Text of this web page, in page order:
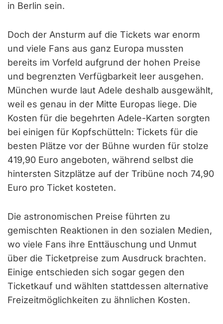
in Berlin sein.
Doch der Ansturm auf die Tickets war enorm
und viele Fans aus ganz Europa mussten
bereits im Vorfeld aufgrund der hohen Preise
und begrenzten Verfügbarkeit leer ausgehen.
München wurde laut Adele deshalb ausgewählt,
weil es genau in der Mitte Europas liege. Die
Kosten für die begehrten Adele-Karten sorgten
bei einigen für Kopfschütteln: Tickets für die
besten Plätze vor der Bühne wurden für stolze
419,90 Euro angeboten, während selbst die
hintersten Sitzplätze auf der Tribüne noch 74,90
Euro pro Ticket kosteten.
Die astronomischen Preise führten zu
gemischten Reaktionen in den sozialen Medien,
wo viele Fans ihre Enttäuschung und Unmut
über die Ticketpreise zum Ausdruck brachten.
Einige entschieden sich sogar gegen den
Ticketkauf und wählten stattdessen alternative
Freizeitmöglichkeiten zu ähnlichen Kosten.